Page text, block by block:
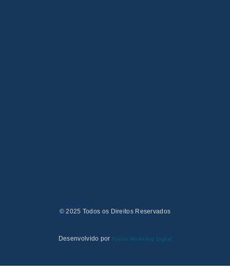
© 2025 Todos os Direitos Reservados
Desenvolvido por Futuro Marketing Digital